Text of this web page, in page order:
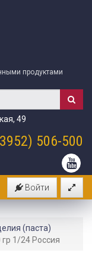
продуктами
49
506-500
Войти
(паста)
1/24 Россия